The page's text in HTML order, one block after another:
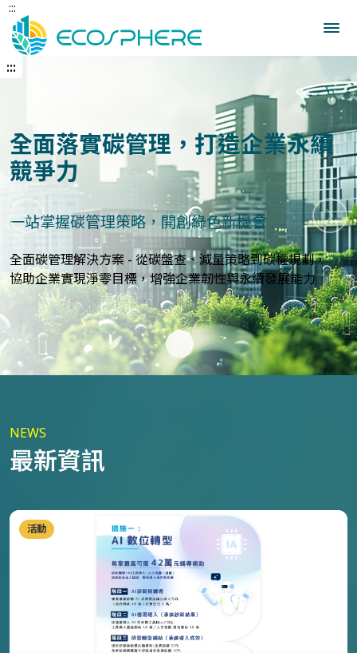
跳
到
中
內
:::
:::
建立企業永續發展藍圖
打造符合國際標準的永續報告與指標體系
永續報告與ESG評估服務 - 精準分析永續績效，規劃符合
GRI、
SASB等國際標準的報告策略，提升企業永續價值與形象
上一張 下一
NEWS
最新資訊
活動